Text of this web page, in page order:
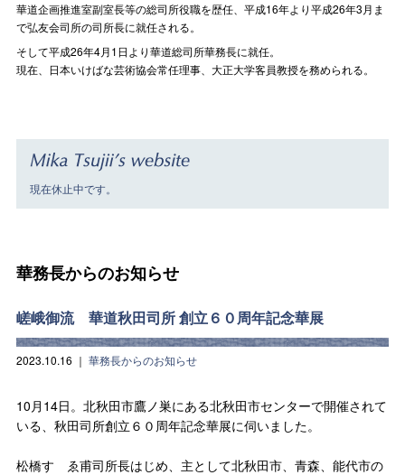
華道企画推進室副室長等の総司所役職を歴任、平成16年より平成26年3月ま
で弘友会司所の司所長に就任される。
そして平成26年4月1日より華道総司所華務長に就任。
現在、日本いけばな芸術協会常任理事、大正大学客員教授を務められる。
現在休止中です。
華務長からのお知らせ
嵯峨御流 華道秋田司所 創立６０周年記念華展
2023.10.16 ｜ 華務長からのお知らせ
10月14日。北秋田市鷹ノ巣にある北秋田市センターで開催されて
いる、秋田司所創立６０周年記念華展に伺いました。
松橋すゞゑ甫司所長はじめ、主として北秋田市、青森、能代市の